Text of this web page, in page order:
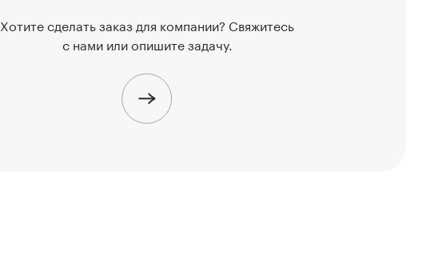
Хотите сделать заказ для компании? Свяжитесь
с нами или опишите задачу.